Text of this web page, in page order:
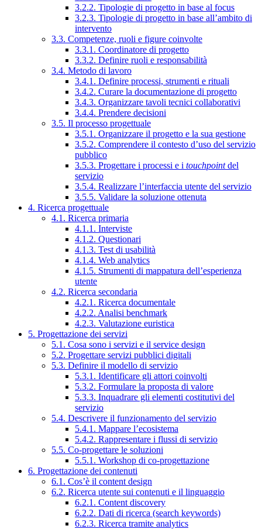
3.2.2. Tipologie di progetto in base al focus
3.2.3. Tipologie di progetto in base all’ambito di
intervento
3.3. Competenze, ruoli e figure coinvolte
3.3.1. Coordinatore di progetto
3.3.2. Definire ruoli e responsabilità
3.4. Metodo di lavoro
3.4.1. Definire processi, strumenti e rituali
3.4.2. Curare la documentazione di progetto
3.4.3. Organizzare tavoli tecnici collaborativi
3.4.4. Prendere decisioni
3.5. Il processo progettuale
3.5.1. Organizzare il progetto e la sua gestione
3.5.2. Comprendere il contesto d’uso del servizio
pubblico
3.5.3. Progettare i processi e i touchpointdel
servizio
3.5.4. Realizzare l’interfaccia utente del servizio
3.5.5. Validare la soluzione ottenuta
4. Ricerca progettuale
4.1. Ricerca primaria
4.1.1. Interviste
4.1.2. Questionari
4.1.3. Test di usabilità
4.1.4. Web analytics
4.1.5. Strumenti di mappatura dell’esperienza
utente
4.2. Ricerca secondaria
4.2.1. Ricerca documentale
4.2.2. Analisi benchmark
4.2.3. Valutazione euristica
5. Progettazione dei servizi
5.1. Cosa sono i servizi e il service design
5.2. Progettare servizi pubblici digitali
5.3. Definire il modello di servizio
5.3.1. Identificare gli attori coinvolti
5.3.2. Formulare la proposta di valore
5.3.3. Inquadrare gli elementi costitutivi del
servizio
5.4. Descrivere il funzionamento del servizio
5.4.1. Mappare l’ecosistema
5.4.2. Rappresentare i flussi di servizio
5.5. Co-progettare le soluzioni
5.5.1. Workshop di co-progettazione
6. Progettazione dei contenuti
6.1. Cos’è il content design
6.2. Ricerca utente sui contenuti e il linguaggio
6.2.1. Content discovery
6.2.2. Dati di ricerca (search keywords)
6.2.3. Ricerca tramite analytics